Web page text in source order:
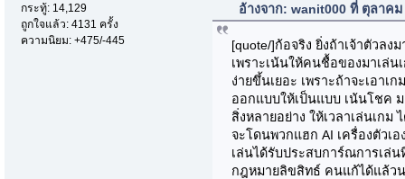
กระทู้: 14,129
ถูกใจแล้ว: 4131 ครั้ง
ความนิยม: +475/-445
อ้างจาก: wanit000 ที่ ตุลาคม
[quote/]ก้อจริง ยิ่งถ้าเจ้าตัวลง
เพราะเน้นให้คนชื้อของมาเล่น
ง่ายขึ้นเยอะ เพราะถ้าจะเอาเ
ออกแบบให้เป็นแบบ เน้นโชค
สิ่งหลายอย่าง ให้เวลาเล่นเกม
จะโดนพวกแฮก AI เครื่องตัวเ
เล่นได้รับประสบการ์ณการเล่น
กฎหมายลิขสิทธ์ คนแก้ได้แล้ว